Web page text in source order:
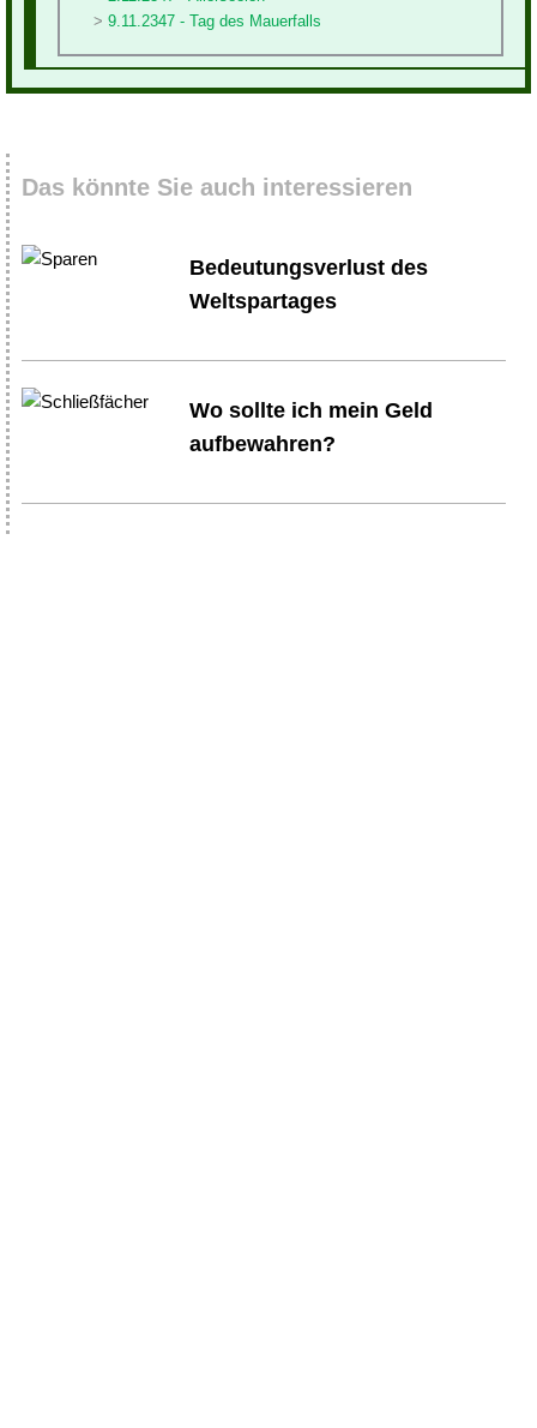
9.11.2347 - Tag des Mauerfalls
Das könnte Sie auch interessieren
Bedeutungsverlust des
Weltspartages
Wo sollte ich mein Geld
aufbewahren?